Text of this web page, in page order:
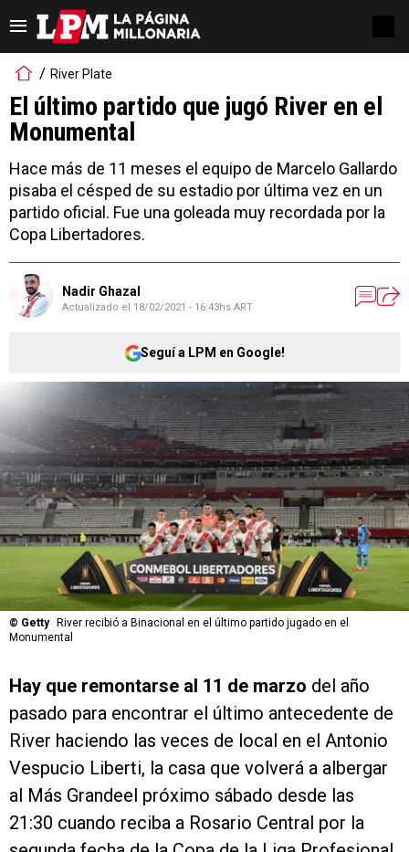
River Plate
El último partido que jugó River en el
Monumental
Hace más de 11 meses el equipo de Marcelo Gallardo
pisaba el césped de su estadio por última vez en un
partido oficial. Fue una goleada muy recordada por la
Copa Libertadores.
Nadir Ghazal
Actualizado el 18/02/2021 - 16:43hs ART
Seguí a LPM en Google!
© Getty
River recibió a Binacional en el último partido jugado en el
Monumental
Hay que remontarse al 11 de marzo del año
pasado para encontrar el último antecedente de
River haciendo las veces de local en el Antonio
Vespucio Liberti, la casa que volverá a albergar
al Más Grandeel próximo sábado desde las
21:30 cuando reciba a Rosario Central por la